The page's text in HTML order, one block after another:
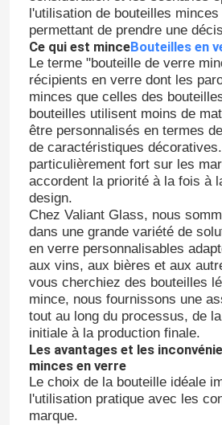
l'utilisation de bouteilles
permettant de prendre une
Ce qui est minceBouteilles en
Le terme "bouteille de verre
récipients en verre dont les
minces que celles des
bouteilles utilisent moins de
être personnalisés en termes
de caractéristiques
particulièrement fort sur les
accordent la priorité à la fois à
design.
Chez Valiant Glass, nous
dans une grande variété de
en verre personnalisables
aux vins, aux bières et aux
vous cherchiez des bouteilles
mince, nous fournissons une
tout au long du processus, de
initiale à la production finale.
Les avantages et les
minces en verre
Le choix de la bouteille idéale
l'utilisation pratique avec les
marque.